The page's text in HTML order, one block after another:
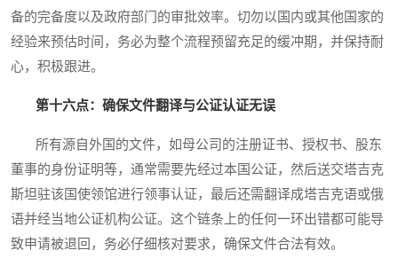
备的完备度以及政府部门的审批效率。切勿以国内或其他国家的
经验来预估时间，务必为整个流程预留充足的缓冲期，并保持耐
心，积极跟进。
第十六点：确保文件翻译与公证认证无误
所有源自外国的文件，如母公司的注册证书、授权书、股东
董事的身份证明等，通常需要先经过本国公证，然后送交塔吉克
斯坦驻该国使领馆进行领事认证，最后还需翻译成塔吉克语或俄
语并经当地公证机构公证。这个链条上的任何一环出错都可能导
致申请被退回，务必仔细核对要求，确保文件合法有效。